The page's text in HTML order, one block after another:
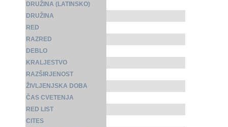
DRUŽINA (LATINSKO)
DRUŽINA
RED
RAZRED
DEBLO
KRALJESTVO
RAZŠIRJENOST
ŽIVLJENJSKA DOBA
ČAS CVETENJA
RED LIST
CITES